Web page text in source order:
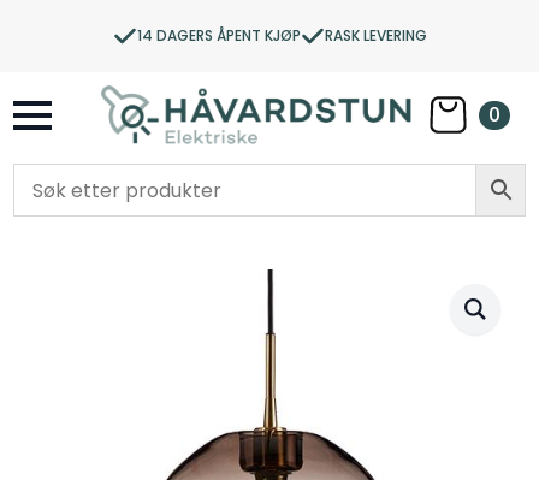
14 DAGERS ÅPENT KJØP RASK LEVERING
0